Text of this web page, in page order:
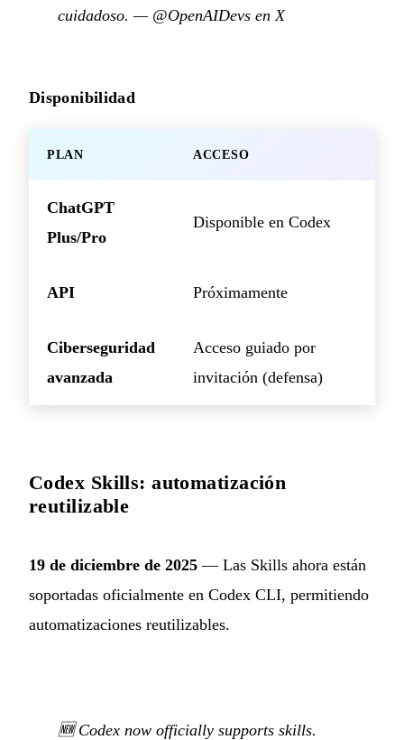
cuidadoso. — @OpenAIDevs en X
Disponibilidad
PLAN ACCESO
ChatGPT
Plus/Pro
Disponible en Codex
API Próximamente
Ciberseguridad
avanzada
Acceso guiado por
invitación (defensa)
Codex Skills: automatización
reutilizable
19 de diciembre de 2025 — Las Skills ahora están
soportadas oficialmente en Codex CLI, permitiendo
automatizaciones reutilizables.
🆕 Codex now officially supports skills.